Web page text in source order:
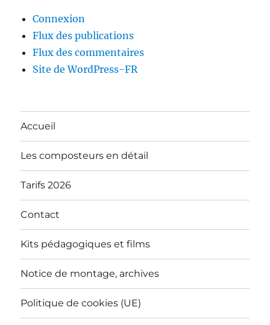
Connexion
Flux des publications
Flux des commentaires
Site de WordPress-FR
Accueil
Les composteurs en détail
Tarifs 2026
Contact
Kits pédagogiques et films
Notice de montage, archives
Politique de cookies (UE)